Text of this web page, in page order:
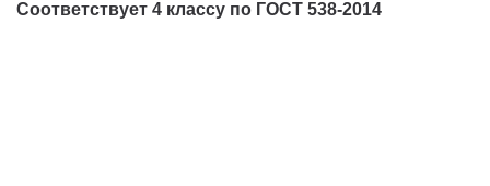
Соответствует 4 классу по ГОСТ 538-2014